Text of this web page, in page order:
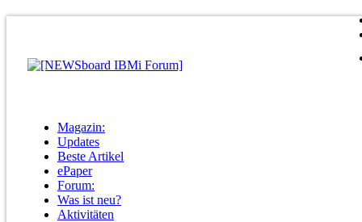
Magazin:
Updates
Beste Artikel
ePaper
Forum:
Was ist neu?
Aktivitäten